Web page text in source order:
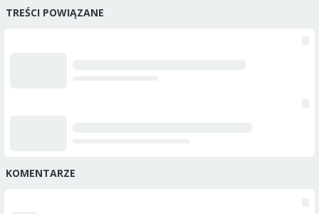
TREŚCI POWIĄZANE
KOMENTARZE